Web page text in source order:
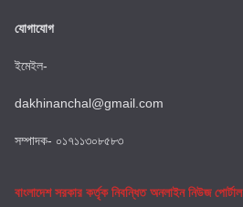
যোগাযোগ
ইমেইল-
dakhinanchal@gmail.com
সম্পাদক- ০১৭১১৩০৮৫৮৩
বাংলাদেশ সরকার কর্তৃক নিবন্ধিত অনলাইন নিউজ পোর্টাল